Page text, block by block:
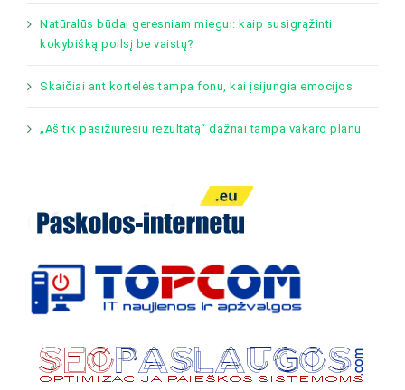
Natūralūs būdai geresniam miegui: kaip susigrąžinti
kokybišką poilsį be vaistų?
Skaičiai ant kortelės tampa fonu, kai įsijungia emocijos
„Aš tik pasižiūrėsiu rezultatą“ dažnai tampa vakaro planu